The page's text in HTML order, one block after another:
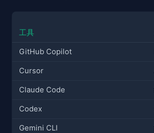
工具
GitHub Copilot
Cursor
Claude Code
Codex
Gemini CLI